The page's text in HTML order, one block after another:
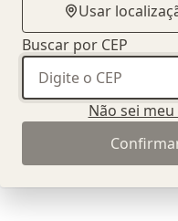
Usar
Buscar por CEP
Não sei meu